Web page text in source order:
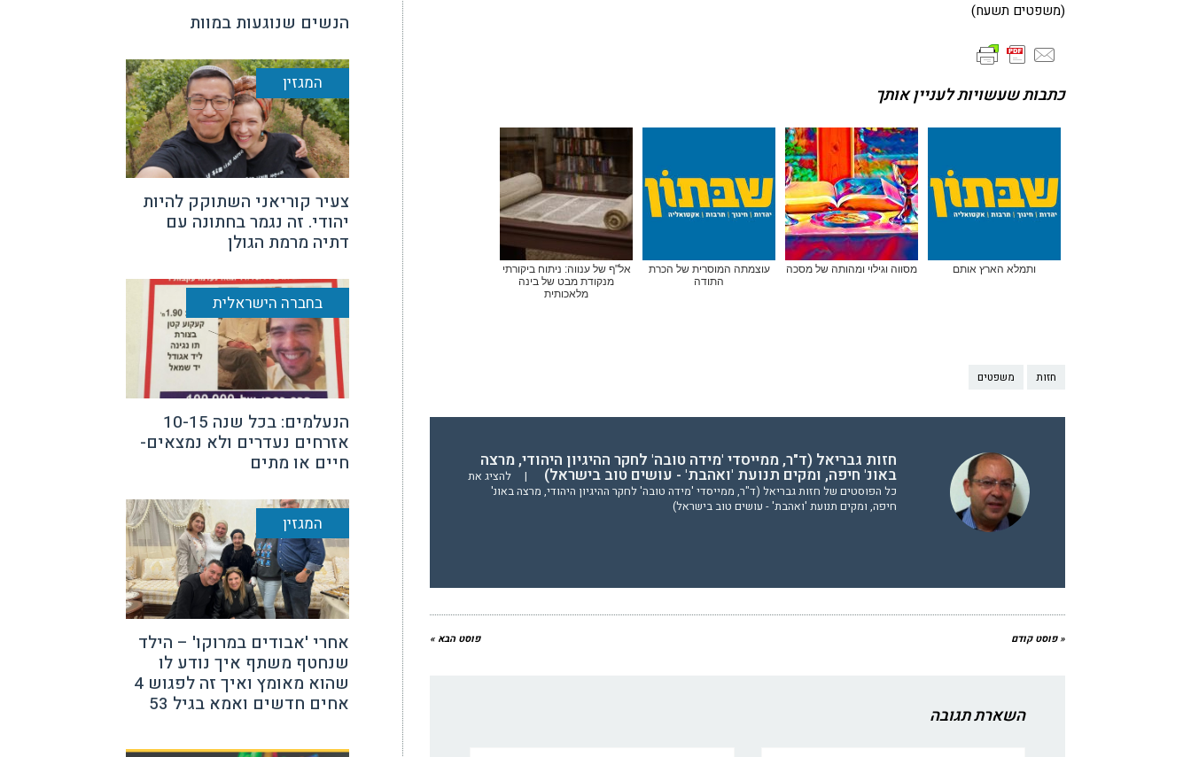
(משפטים תשעח)
כתבות שעשויות לעניין אותך
ותמלא הארץ אותם מסווה וגילוי ומהותה של מסכה
עוצמתה המוסרית של הכרת
התודה
אל"ף של ענווה: ניתוח ביקורתי
מנקודת מבט של בינה
מלאכותית
חזות משפטים
חזות גבריאל (ד"ר, ממייסדי 'מידה טובה' לחקר ההיגיון היהודי, מרצה
באונ' חיפה, ומקים תנועת 'ואהבת' - עושים טוב בישראל) |
להציג את
כל הפוסטים של חזות גבריאל (ד"ר, ממייסדי 'מידה טובה' לחקר ההיגיון היהודי, מרצה באונ'
חיפה, ומקים תנועת 'ואהבת' - עושים טוב בישראל)
« פוסט קודם פוסט הבא »
השארת תגובה
הנשים שנוגעות במוות
המגזין
צעיר קוריאני השתוקק להיות
יהודי. זה נגמר בחתונה עם
דתיה מרמת הגולן
בחברה הישראלית
הנעלמים: בכל שנה 10-15
אזרחים נעדרים ולא נמצאים-
חיים או מתים
המגזין
אחרי 'אבודים במרוקו' – הילד
שנחטף משתף איך נודע לו
שהוא מאומץ ואיך זה לפגוש 4
אחים חדשים ואמא בגיל 53